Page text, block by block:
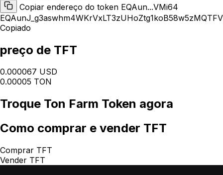
Copiar endereço do token EQAun...VMi64
Copiado
preço de TFT
0.000067 USD
0.00005 TON
Troque Ton Farm Token agora
Como comprar e vender TFT
Comprar TFT
Vender TFT